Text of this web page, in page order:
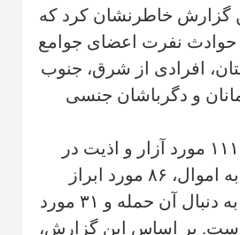
گزارش خاطرنشان کرد که
حوادث نفرت اعضای جوامع
افرادی از شرق، جنوب
و دگرباشان جنسی
طبق آمار پلیس، ۱۱۱ مورد آزار و اذیت در
خصوص خسارت به اموال، ۸۶ مورد ابراز
انزجار و توهین و به دنبال آن حمله و ۳۱ مورد
است. بر اساس این گزارش،